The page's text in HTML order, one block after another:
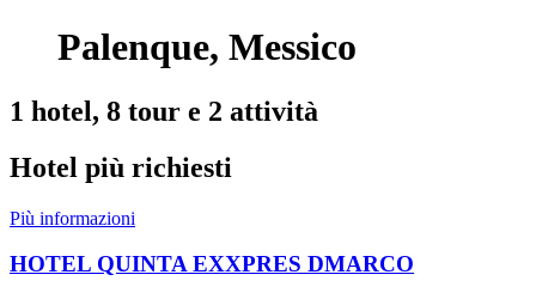
Palenque, Messico
1 hotel, 8 tour e 2 attività
Hotel più richiesti
Più informazioni
HOTEL QUINTA EXXPRES DMARCO